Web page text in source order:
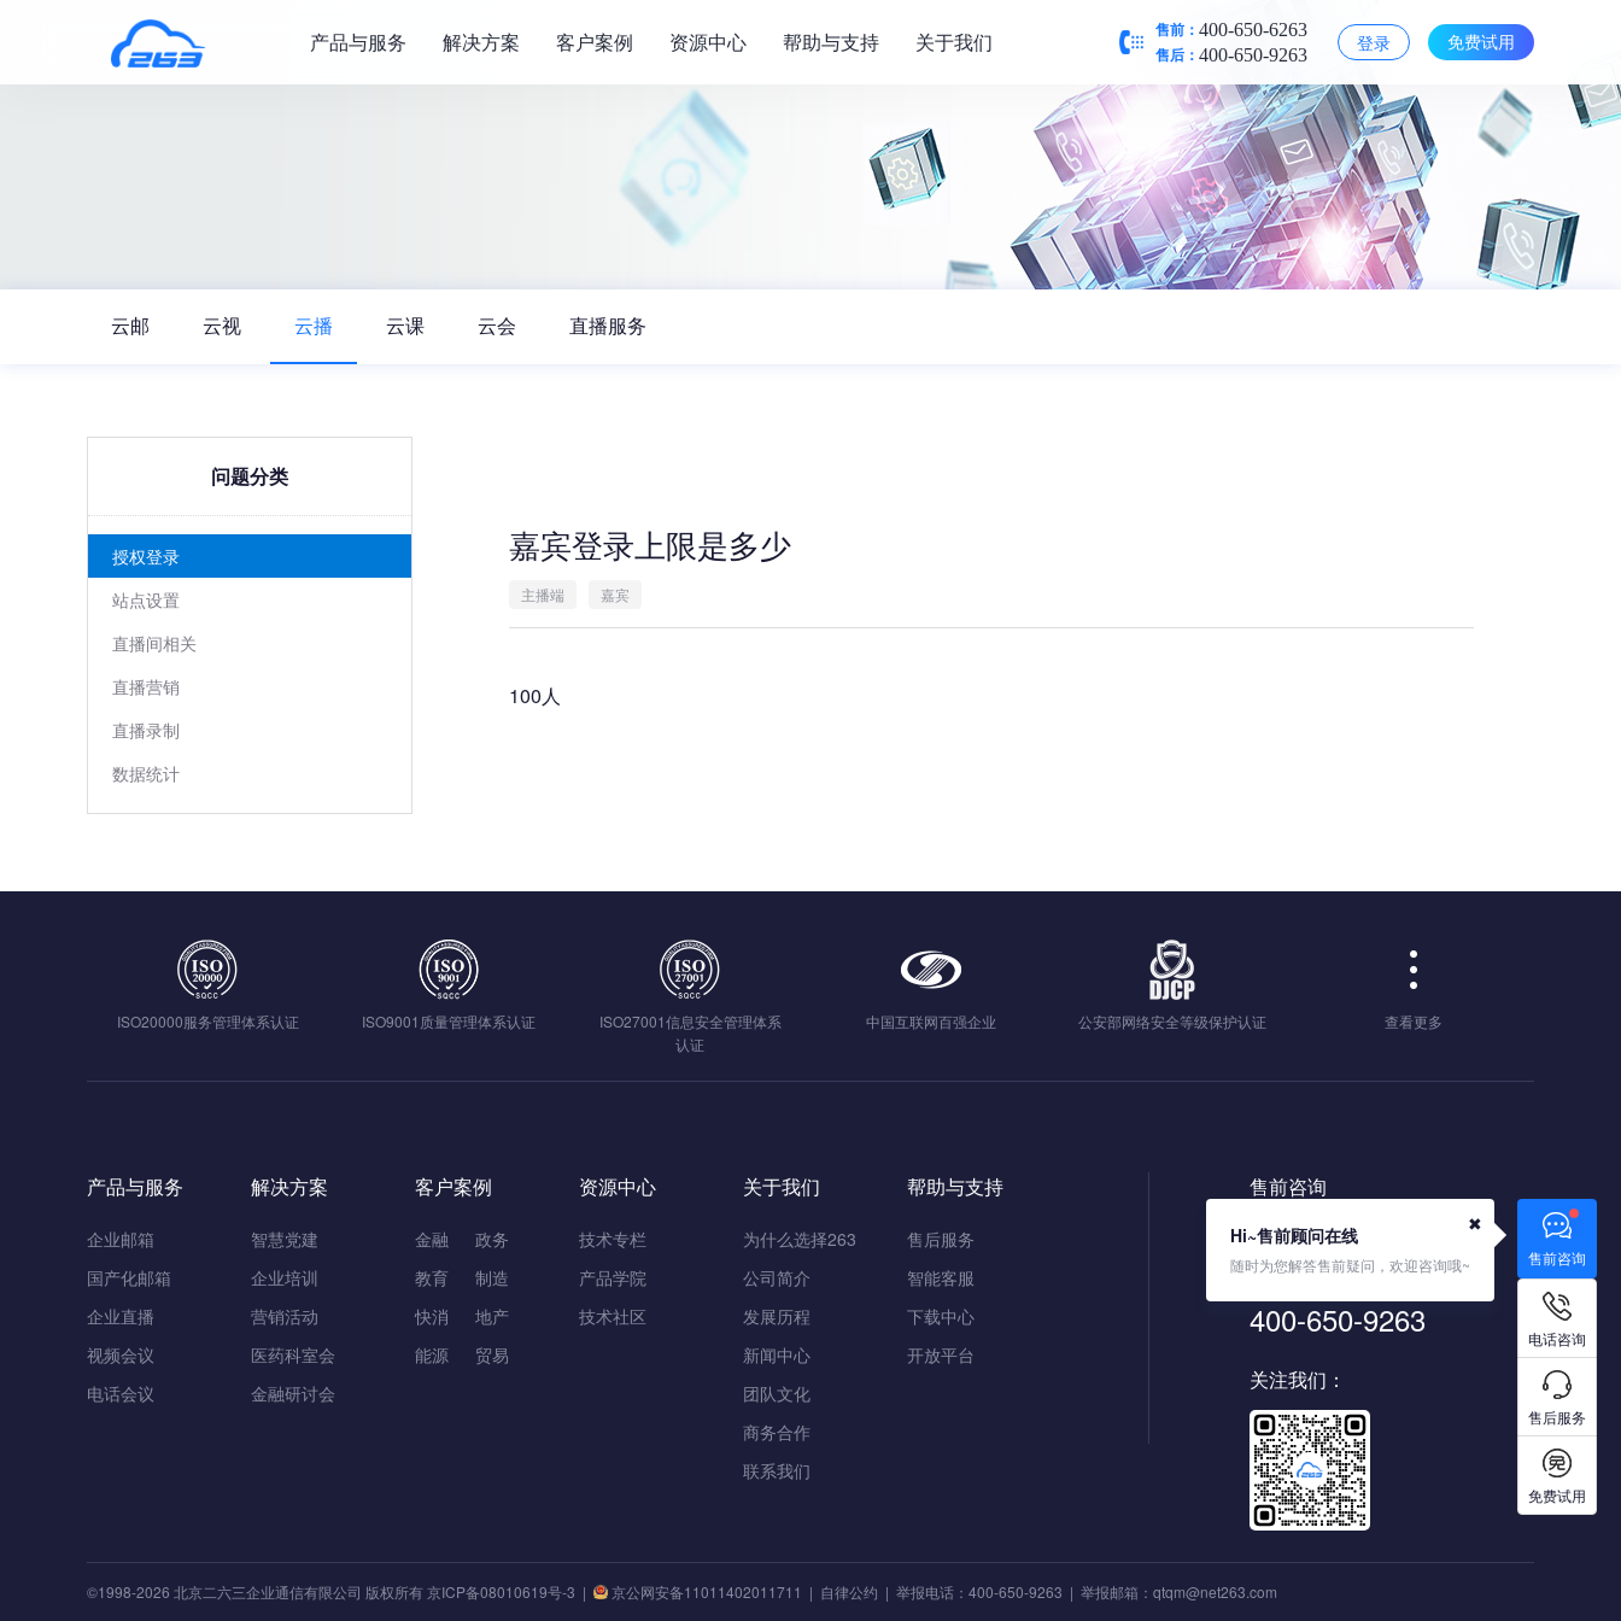
产品与服务 解决方案 客户案例 资源中心 帮助与支持 关于我们 售前： 400-650-6263
售后： 400-650-9263
免费试用
登录
云邮 云视 云播 云课 云会 直播服务
问题分类
授权登录
站点设置
直播间相关
直播营销
直播录制
数据统计
嘉宾登录上限是多少
主播端 嘉宾
100人
ISO20000服务管理体系认证 ISO9001质量管理体系认证
ISO27001信息安全管理体系
认证
中国互联网百强企业 公安部网络安全等级保护认证 查看更多
产品与服务
企业邮箱
国产化邮箱
企业直播
视频会议
电话会议
解决方案
智慧党建
企业培训
营销活动
医药科室会
金融研讨会
客户案例
金融
政务
教育
制造
快消
地产
能源
贸易
资源中心
技术专栏
产品学院
技术社区
关于我们
为什么选择263
公司简介
发展历程
新闻中心
团队文化
商务合作
联系我们
帮助与支持
售后服务
智能客服
下载中心
开放平台
售前咨询
400-650-6263
售后热线
400-650-9263
关注我们：
©1998-2026 北京二六三企业通信有限公司 版权所有京ICP备08010619号-3 | 京公网安备11011402011711 | 自律公约 | 举报电话：400-650-9263 | 举报邮箱： qtqm@net263.com
售前咨询
Hi~售前顾问在线
随时为您解答售前疑问，欢迎咨询哦~
✖
电话咨询
售后服务
免费试用